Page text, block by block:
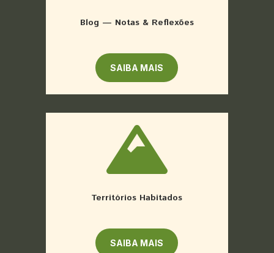
Blog — Notas & Reflexões
SAIBA MAIS

Territórios Habitados
SAIBA MAIS